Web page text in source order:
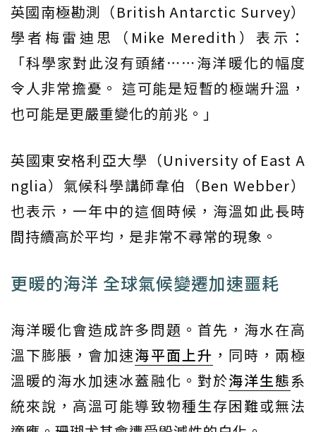
英國南極勘測（British Antarctic Survey）
學者梅雷迪思（Mike Meredith）表示：
「科學家對此沒有頭緒⋯⋯海洋暖化的幅度
令人非常擔憂。 這可能是短暫的極端升溫，
也可能是更嚴重變化的前兆。」
英國東安格利亞大學（University of East A
nglia）氣候科學講師韋伯（Ben Webber）
也表示，一年中的這個時候，海溫如此長時
間持續高於平均，是非常不尋常的現象。
更暖的海洋 全球氣候變遷加速噩耗
海洋暖化會造成許多問題。首先，海水在高
溫下膨脹，會加速海平面上升 ，同時，兩極
溫暖的海水加速冰蓋融化。對於海洋生態系
統來說，高溫可能導致物種生存困難或無法